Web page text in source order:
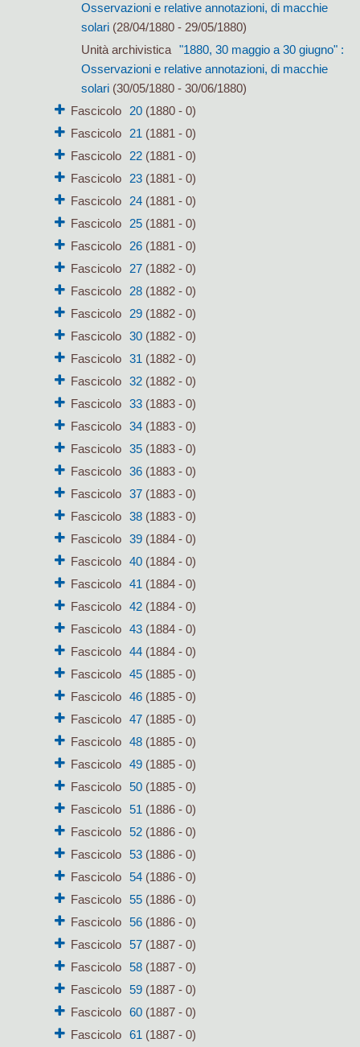
Osservazioni e relative annotazioni, di macchie
solari(28/04/1880 - 29/05/1880)
Unità archivistica "1880, 30 maggio a 30 giugno" :
Osservazioni e relative annotazioni, di macchie
solari(30/05/1880 - 30/06/1880)
Fascicolo
20(1880 - 0)
Fascicolo
21 (1881 - 0)
Fascicolo
22(1881 - 0)
Fascicolo
23(1881 - 0)
Fascicolo
24(1881 - 0)
Fascicolo
25(1881 - 0)
Fascicolo
26(1881 - 0)
Fascicolo
27(1882 - 0)
Fascicolo
28(1882 - 0)
Fascicolo
29(1882 - 0)
Fascicolo
30(1882 - 0)
Fascicolo
31 (1882 - 0)
Fascicolo
32(1882 - 0)
Fascicolo
33(1883 - 0)
Fascicolo
34(1883 - 0)
Fascicolo
35(1883 - 0)
Fascicolo
36(1883 - 0)
Fascicolo
37(1883 - 0)
Fascicolo
38(1883 - 0)
Fascicolo
39(1884 - 0)
Fascicolo
40(1884 - 0)
Fascicolo
41 (1884 - 0)
Fascicolo
42(1884 - 0)
Fascicolo
43(1884 - 0)
Fascicolo
44(1884 - 0)
Fascicolo
45(1885 - 0)
Fascicolo
46(1885 - 0)
Fascicolo
47(1885 - 0)
Fascicolo
48(1885 - 0)
Fascicolo
49(1885 - 0)
Fascicolo
50(1885 - 0)
Fascicolo
51 (1886 - 0)
Fascicolo
52(1886 - 0)
Fascicolo
53(1886 - 0)
Fascicolo
54(1886 - 0)
Fascicolo
55(1886 - 0)
Fascicolo
56(1886 - 0)
Fascicolo
57(1887 - 0)
Fascicolo
58(1887 - 0)
Fascicolo
59(1887 - 0)
Fascicolo
60(1887 - 0)
Fascicolo
61 (1887 - 0)